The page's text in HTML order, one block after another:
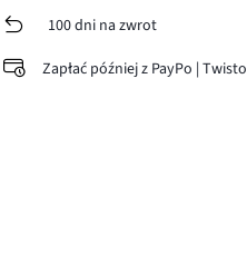
100 dni na zwrot
Zapłać później z PayPo | Twisto